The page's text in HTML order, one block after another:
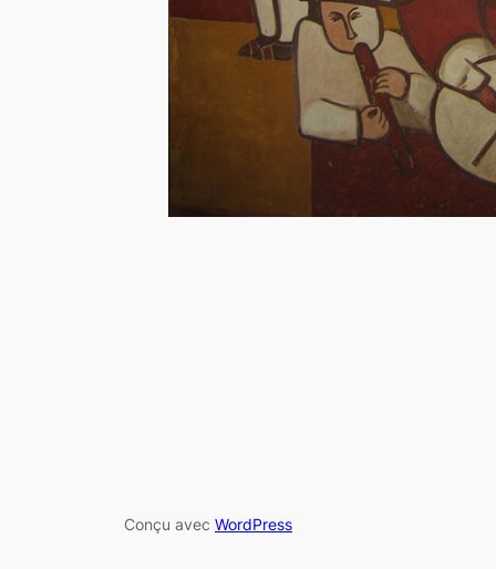
Conçu avec WordPress